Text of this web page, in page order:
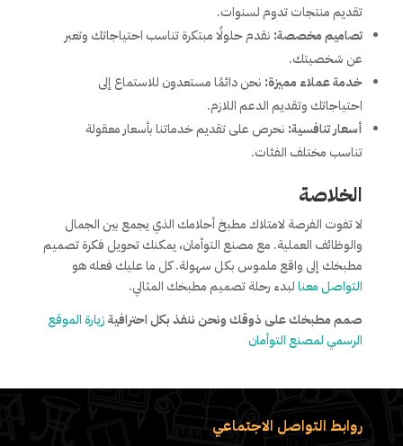
تقديم منتجات تدوم لسنوات.
تصاميم مخصصة: نقدم حلولًا مبتكرة تناسب احتياجاتك وتعبر
عن شخصيتك.
خدمة عملاء مميزة: نحن دائمًا مستعدون للاستماع إلى
احتياجاتك وتقديم الدعم اللازم.
أسعار تنافسية: نحرص على تقديم خدماتنا بأسعار معقولة
تناسب مختلف الفئات.
الخلاصة
لا تفوت الفرصة لامتلاك مطبخ أحلامك الذي يجمع بين الجمال
والوظائف العملية. مع مصنع التوأمان، يمكنك تحويل فكرة تصميم
مطبخك إلى واقع ملموس بكل سهولة. كل ما عليك فعله هو
التواصل معنالبدء رحلة تصميم مطبخك المثالي.
صمم مطبخك على ذوقك ونحن ننفذ بكل احترافيةزيارة الموقع
الرسمي لمصنع التوأمان
روابط التواصل الاجتماعي